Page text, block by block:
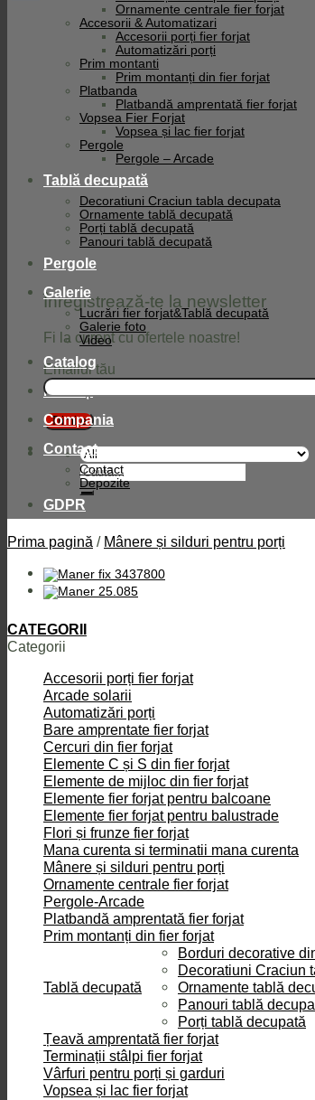
Înregistrează-te la newsletter
Fi la curent cu ofertele noastre!
Emailul tău
Caută
după:
Ornamente centrale fier forjat
Accesorii & Automatizari
Accesorii porți fier forjat
Automatizări porți
Prim montanti
Prim montanți din fier forjat
Platbanda
Platbandă amprentată fier forjat
Vopsea Fier Forjat
Vopsea și lac fier forjat
Pergole
Pergole – Arcade
Tablă decupată
Decoratiuni Craciun tabla decupata
Ornamente tablă decupată
Porți tablă decupată
Panouri tablă decupată
Pergole
Galerie
Lucrări fier forjat&Tablă decupată
Galerie foto
Video
Catalog
Noutăți
Compania
Contact
Contact
Depozite
GDPR
Prima pagină / Mânere și silduri pentru porți
CATEGORII
Categorii
Accesorii porți fier forjat
Arcade solarii
Automatizări porți
Bare amprentate fier forjat
Cercuri din fier forjat
Elemente C și S din fier forjat
Elemente de mijloc din fier forjat
Elemente fier forjat pentru balcoane
Elemente fier forjat pentru balustrade
Flori și frunze fier forjat
Mana curenta si terminatii mana curenta
Mânere și silduri pentru porți
Ornamente centrale fier forjat
Pergole-Arcade
Platbandă amprentată fier forjat
Prim montanți din fier forjat
Tablă decupată
Borduri decorative
Decoratiuni Craciun
Ornamente tablă
Panouri tablă
Porți tablă decupată
Țeavă amprentată fier forjat
Terminații stâlpi fier forjat
Vârfuri pentru porți și garduri
Vopsea și lac fier forjat
Facebook